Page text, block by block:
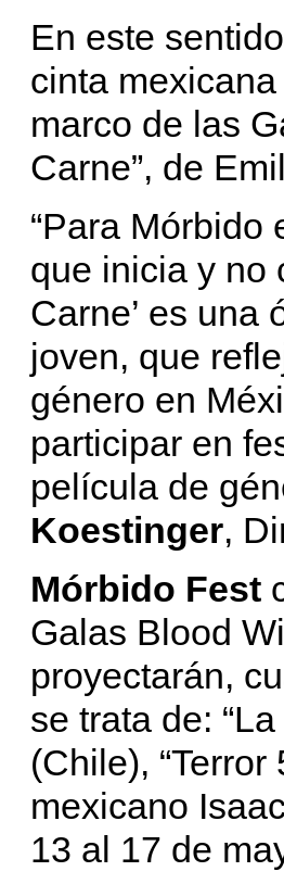
En este
cinta
marco de las
Carne”, de
“Para Mórbido
que inicia y no
Carne’ es una
joven, que
género en
participar en
película de
Koestinger,
Mórbido Fest
Galas Blood
proyectarán,
se trata de:
(Chile),
mexicano
13 al 17 de